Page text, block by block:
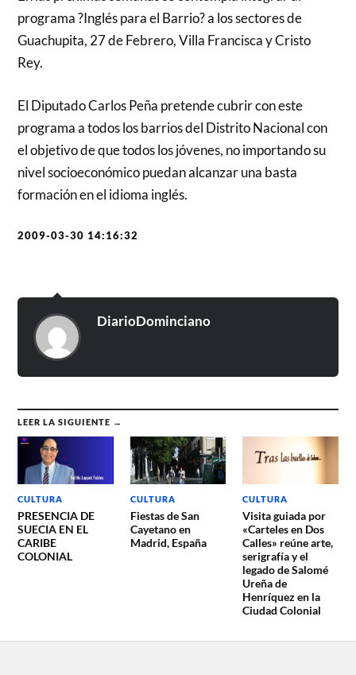
programa ?Inglés para el Barrio? a los sectores de
Guachupita, 27 de Febrero, Villa Francisca y Cristo
Rey.
El Diputado Carlos Peña pretende cubrir con este
programa a todos los barrios del Distrito Nacional con
el objetivo de que todos los jóvenes, no importando su
nivel socioeconómico puedan alcanzar una basta
formación en el idioma inglés.
2009-03-30 14:16:32
DiarioDominciano
LEER LA SIGUIENTE →
CULTURA
PRESENCIA DE
SUECIA EN EL
CARIBE
COLONIAL
CULTURA
Fiestas de San
Cayetano en
Madrid, España
CULTURA
Visita guiada por
«Carteles en Dos
Calles» reúne arte,
serigrafía y el
legado de Salomé
Ureña de
Henríquez en la
Ciudad Colonial